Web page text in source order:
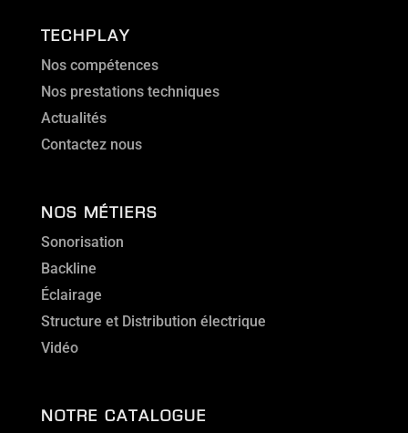
TECHPLAY
Nos compétences
Nos prestations techniques
Actualités
Contactez nous
NOS MÉTIERS
Sonorisation
Backline
Éclairage
Structure et Distribution électrique
Vidéo
NOTRE CATALOGUE